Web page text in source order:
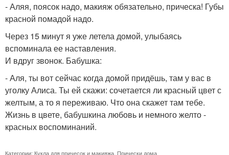
- Аляя, поясок надо, макияж обязательно, прическа! Губы
красной помадой надо.
Через 15 минут я уже летела домой, улыбаясь
вспоминала ее наставления.
И вдруг звонок. Бабушка:
- Аля, ты вот сейчас когда домой придёшь, там у вас в
уголку Алиса. Ты ей скажи: сочетается ли красный цвет с
желтым, а то я переживаю. Что она скажет там тебе.
Жизнь в цвете, бабушкина любовь и немного желто -
красных воспоминаний.
Категории: Кукла для причесок и макияжа Прически дома